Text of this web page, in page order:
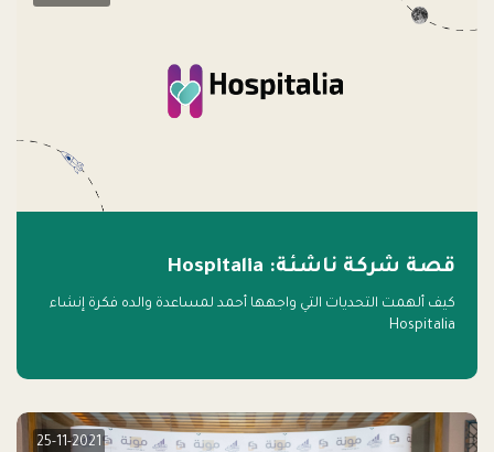
قصة شركة ناشئة: Hospitalia
كيف ألهمت التحديات التي واجهها أحمد لمساعدة والده فكرة إنشاء
Hospitalia
25-11-2021